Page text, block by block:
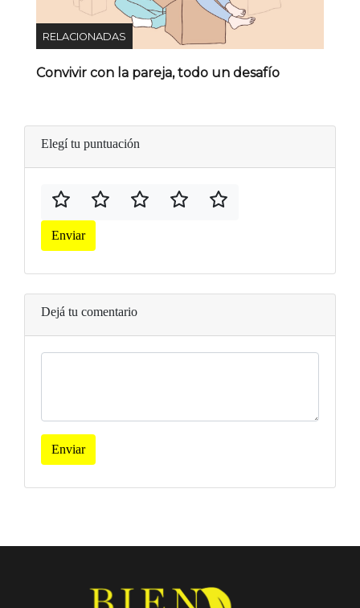
RELACIONADAS
Convivir con la pareja, todo un desafío
Elegí tu puntuación
Enviar
Dejá tu comentario
Enviar